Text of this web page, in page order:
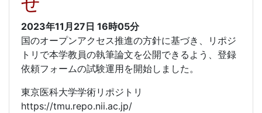
2023年11月27日 16時05分
国のオープンアクセス推進の方針に基づき、リポジ
トリで本学教員の執筆論文を公開できるよう、登録
依頼フォームの試験運用を開始しました。
東京医科大学学術リポジトリ
https://tmu.repo.nii.ac.jp/